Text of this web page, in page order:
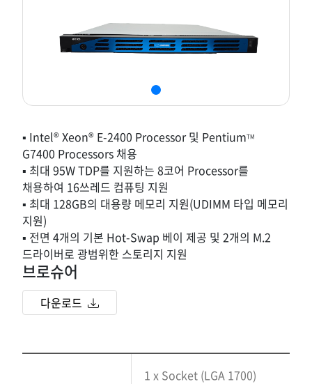
▪ Intel® Xeon® E-2400 Processor 및 PentiumTM
G7400 Processors 채용
▪ 최대 95W TDP를 지원하는 8코어 Processor를
채용하여 16쓰레드 컴퓨팅 지원
▪ 최대 128GB의 대용량 메모리 지원(UDIMM 타입 메모리
지원)
▪ 전면 4개의 기본 Hot-Swap 베이 제공 및 2개의 M.2
드라이버로 광범위한 스토리지 지원
브로슈어
다운로드
1 x Socket (LGA 1700)